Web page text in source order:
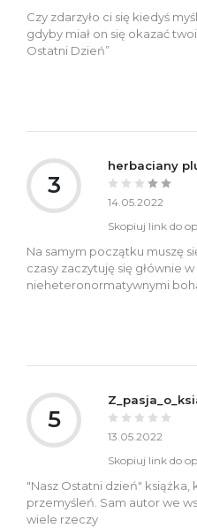
Czy zdarzyło ci się kiedyś
gdyby miał on się okazać
Ostatni Dzień”
3
herbaciany
14.05.2022
Skopiuj link do
Na samym początku muszę
czasy zaczytuję się głównie
nieheteronormatywnymi
5
13.05.2022
Skopiuj link do
"Nasz Ostatni dzień" książka,
przemyśleń. Sam autor we
wiele rzeczy